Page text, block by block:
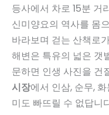
등사에서 차로 15분 거
신미양요의 역사를 몸
바라보며 걷는 산책로
해변은 특유의 넓은 갯
문하면 인생 사진을 건
시장에서 인삼, 순무,
미도 빠뜨릴 수 없답니